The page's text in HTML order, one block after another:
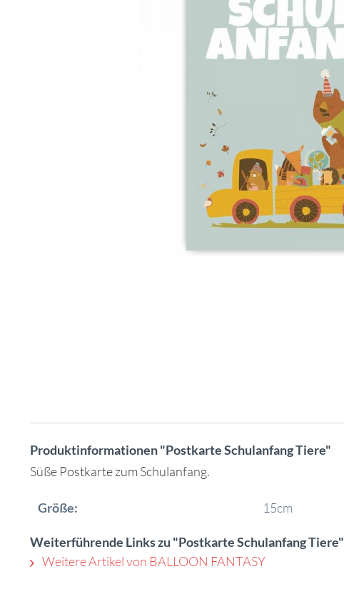
Produktinformationen "Postkarte Schulanfang Tiere"
Süße Postkarte zum Schulanfang.
Größe: 15cm
Weiterführende Links zu "Postkarte Schulanfang Tiere"
Weitere Artikel von BALLOON FANTASY